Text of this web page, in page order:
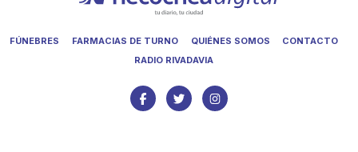
FÚNEBRES FARMACIAS DE TURNO QUIÉNES SOMOS
CONTACTO
RADIO RIVADAVIA